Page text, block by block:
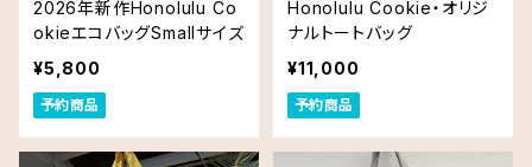
2026年新作Honolulu Co
okieエコバッグSmallサイズ
¥5,800
予約商品
Honolulu Cookie・オリジ
ナルトートバッグ
¥11,000
予約商品